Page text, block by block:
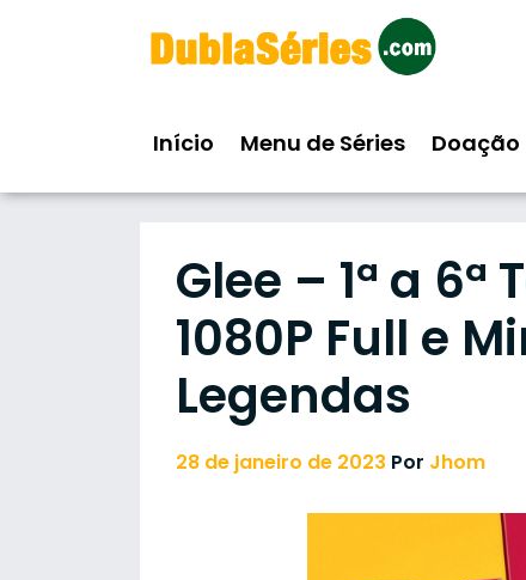
Início Menu de Séries Doação
Glee – 1ª a 6ª
1080P Full e
Legendas
28 de janeiro de 2023 Por Jhom